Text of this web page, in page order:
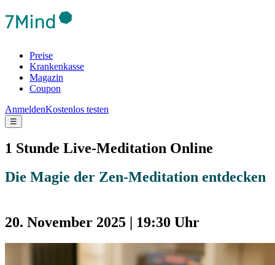
Preise
Krankenkasse
Magazin
Coupon
AnmeldenKostenlos testen
☰
1 Stunde Live-Meditation Online
Die Magie der Zen-Meditation entdecken
20. November 2025 | 19:30 Uhr